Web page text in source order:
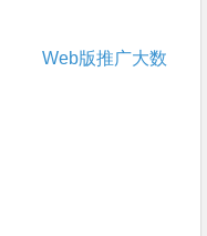
Web版推广大数